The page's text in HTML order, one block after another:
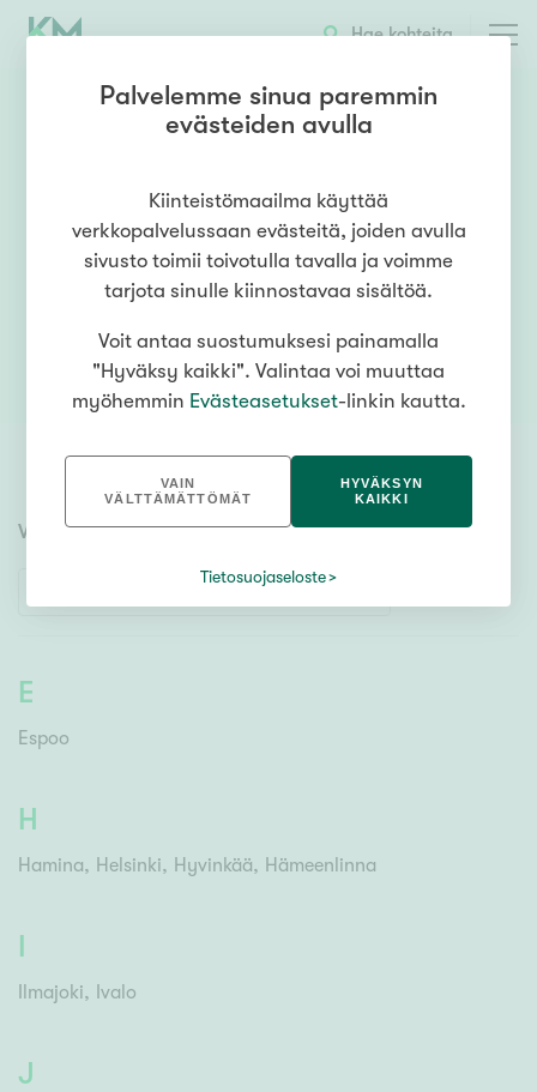
Hae kohteita
Asuntomyymälät
Valitse lähin myymäläpaikkakunta
E
Espoo
H
Hamina Helsinki Hyvinkää Hämeenlinna
I
Ilmajoki Ivalo
J
Palvelemme sinua paremmin
evästeiden avulla
Kiinteistömaailma käyttää
verkkopalvelussaan evästeitä, joiden avulla
sivusto toimii toivotulla tavalla ja voimme
tarjota sinulle kiinnostavaa sisältöä.
Voit antaa suostumuksesi painamalla
"Hyväksy kaikki". Valintaa voi muuttaa
myöhemmin Evästeasetukset-linkin kautta.
VAIN
VÄLTTÄMÄTTÖMÄT
HYVÄKSYN
KAIKKI
Tietosuojaseloste